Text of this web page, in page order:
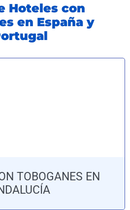
Hoteles con
en España y
TOBOGANES EN